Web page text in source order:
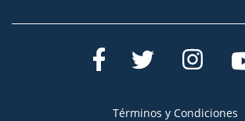
Términos y Condiciones